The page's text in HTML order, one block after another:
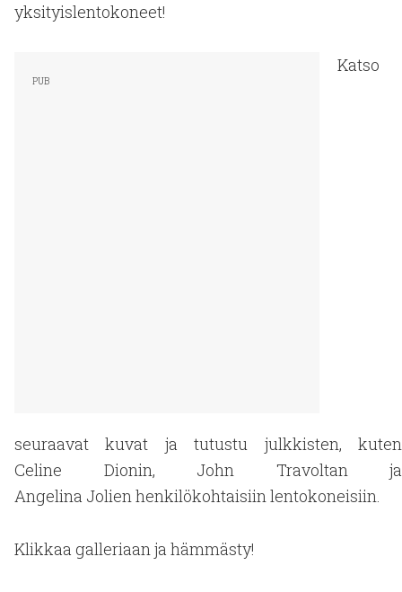
yksityislentokoneet!
Katso
seuraavat kuvat ja tutustu julkkisten, kuten
Celine Dionin, John Travoltan ja
Angelina Jolien henkilökohtaisiin lentokoneisiin.
Klikkaa galleriaan ja hämmästy!